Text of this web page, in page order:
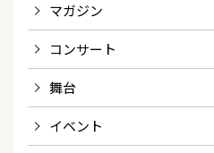
マガジン
コンサート
舞台
イベント